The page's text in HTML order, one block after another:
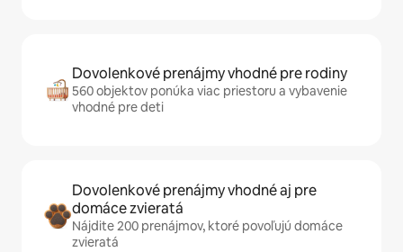
Dovolenkové prenájmy vhodné pre rodiny
560 objektov ponúka viac priestoru a vybavenie
vhodné pre deti
Dovolenkové prenájmy vhodné aj pre
domáce zvieratá
Nájdite 200 prenájmov, ktoré povoľujú domáce
zvieratá